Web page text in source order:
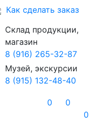
Как сделать заказ
Склад продукции,
магазин
8 (916) 265-32-87
Музей, экскурсии
8 (915) 132-48-40
0
0
0